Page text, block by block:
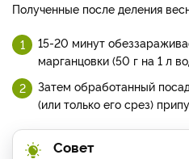
Полученные после деления
15-20 минут
марганцовки (50 г на 1 л
Затем обработанный
(или только его срез)
Совет